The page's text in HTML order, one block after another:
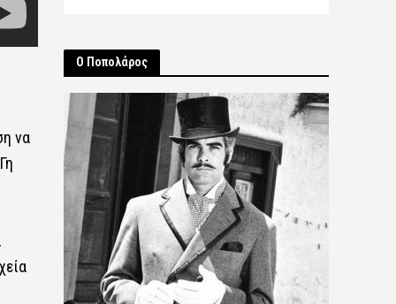
να
Ο Ποπολάρος